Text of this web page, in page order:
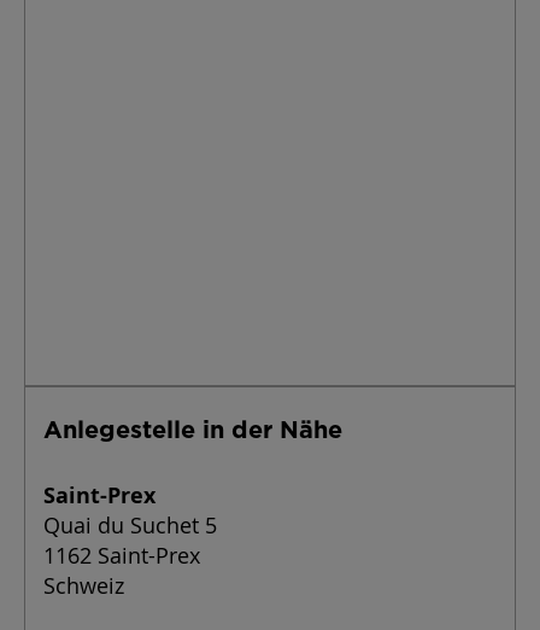
Anlegestelle in der Nähe
Saint-Prex
Quai du Suchet 5
1162 Saint-Prex
Schweiz